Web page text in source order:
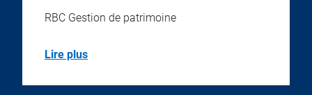
RBC Gestion de patrimoine
Lire plus